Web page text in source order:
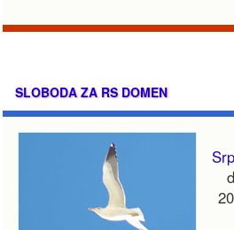
SLOBODA ZA RS DOMEN